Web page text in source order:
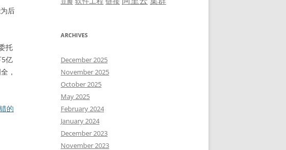
后
托
亿
，
的
ARCHIVES
December 2025
November 2025
October 2025
May 2025
February 2024
January 2024
December 2023
November 2023